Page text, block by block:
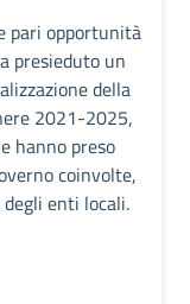
pari opportunità
presieduto un
della
2021-2025,
hanno preso
coinvolte,
enti locali.